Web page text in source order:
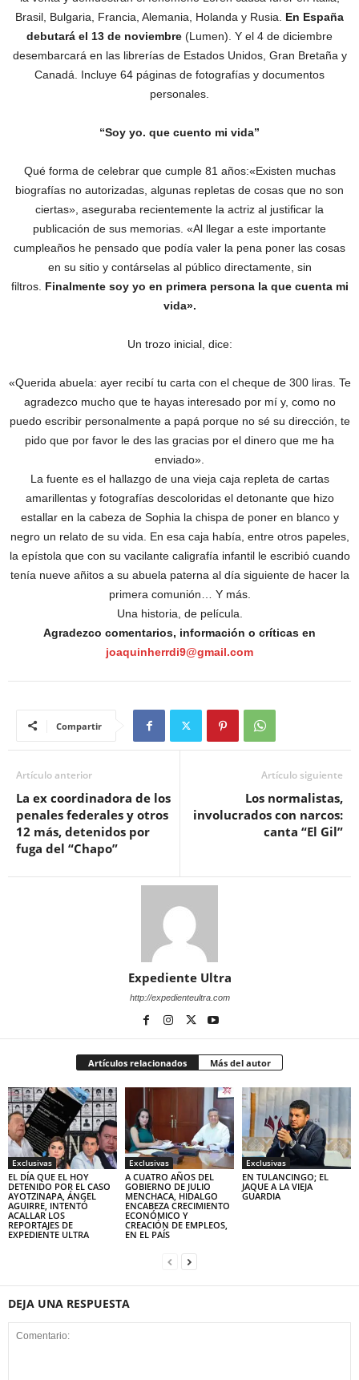
Brasil, Bulgaria, Francia, Alemania, Holanda y Rusia. En España
debutará el 13 de noviembre (Lumen). Y el 4 de diciembre
desembarcará en las librerías de Estados Unidos, Gran Bretaña y
Canadá. Incluye 64 páginas de fotografías y documentos
personales.
“Soy yo. que cuento mi vida”
Qué forma de celebrar que cumple 81 años:«Existen muchas
biografías no autorizadas, algunas repletas de cosas que no son
ciertas», aseguraba recientemente la actriz al justificar la
publicación de sus memorias. «Al llegar a este importante
cumpleaños he pensado que podía valer la pena poner las cosas
en su sitio y contárselas al público directamente, sin
filtros. Finalmente soy yo en primera persona la que cuenta mi
vida».
Un trozo inicial, dice:
«Querida abuela: ayer recibí tu carta con el cheque de 300 liras. Te
agradezco mucho que te hayas interesado por mí y, como no
puedo escribir personalmente a papá porque no sé su dirección, te
pido que por favor le des las gracias por el dinero que me ha
enviado».
La fuente es el hallazgo de una vieja caja repleta de cartas
amarillentas y fotografías descoloridas el detonante que hizo
estallar en la cabeza de Sophia la chispa de poner en blanco y
negro un relato de su vida. En esa caja había, entre otros papeles,
la epístola que con su vacilante caligrafía infantil le escribió cuando
tenía nueve añitos a su abuela paterna al día siguiente de hacer la
primera comunión… Y más.
Una historia, de película.
Agradezco comentarios, información o críticas en
joaquinherrdi9@gmail.com
Compartir
Artículo anterior
La ex coordinadora de los
penales federales y otros
12 más, detenidos por
fuga del “Chapo”
Artículo siguiente
Los normalistas,
involucrados con narcos:
canta “El Gil”
Expediente Ultra
http://expedienteultra.com
Artículos relacionados Más del autor
Exclusivas
EL DÍA QUE EL HOY
DETENIDO POR EL CASO
AYOTZINAPA, ÁNGEL
AGUIRRE, INTENTÓ
ACALLAR LOS
REPORTAJES DE
EXPEDIENTE ULTRA
Exclusivas
A CUATRO AÑOS DEL
GOBIERNO DE JULIO
MENCHACA, HIDALGO
ENCABEZA CRECIMIENTO
ECONÓMICO Y
CREACIÓN DE EMPLEOS,
EN EL PAÍS
Exclusivas
EN TULANCINGO; EL
JAQUE A LA VIEJA
GUARDIA
DEJA UNA RESPUESTA